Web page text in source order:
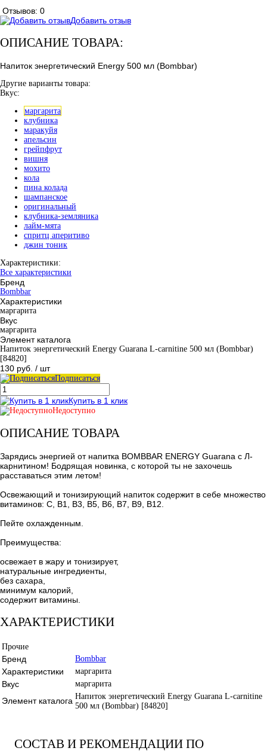
Отзывов: 0
Добавить отзыв
ОПИСАНИЕ ТОВАРА:
Напиток энергетический Energy 500 мл (Bombbar)
Другие варианты товара:
Вкус:
маргарита
клубника
маракуйя
апельсин
грейпфрут
вишня
мохито
кола
пина колада
шампанское
оригинальный
клубника-земляника
лайм-мята
спритц аперитиво
джин тоник
Характеристики:
Все характеристики
Бренд
Bombbar
Характеристики
маргарита
Вкус
маргарита
Элемент каталога
Напиток энергетический Energy Guarana L-carnitine 500 мл (Bombbar)
[84820]
130 руб. / шт
Подписаться
Купить в 1 клик
Недоступно
ОПИСАНИЕ ТОВАРА
Зарядись энергией от напитка BOMBBAR ENERGY Guarana с Л-
карнитином! Бодрящая новинка, с которой ты не захочешь
расставаться этим летом!
Освежающий и тонизирующий напиток содержит в себе множество
витаминов: С, В1, В3, В5, В6, В7, В9, В12.
Пейте охлажденным.
Преимущества:
освежает в жару и тонизирует,
натуральные ингредиенты,
без сахара,
минимум калорий,
содержит витамины.
ХАРАКТЕРИСТИКИ
Прочие
Бренд Bombbar
Характеристики маргарита
Вкус маргарита
Элемент каталога Напиток энергетический Energy Guarana L-carnitine
500 мл (Bombbar) [84820]
СОСТАВ И РЕКОМЕНДАЦИИ ПО